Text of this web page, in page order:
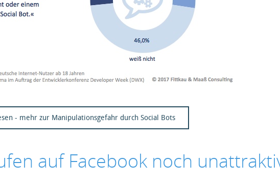
- mehr zur Manipulationsgefahr durch Social Bots
auf Facebook noch